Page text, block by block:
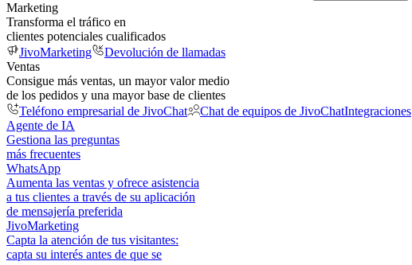
Marketing
Transforma el tráfico en
clientes potenciales cualificados
JivoMarketing
Devolución de llamadas
Ventas
Consigue más ventas, un mayor valor medio
de los pedidos y una mayor base de clientes
Teléfono empresarial de JivoChat
Chat de equipos de JivoChatIntegraciones
Agente de IA
Gestiona las preguntas
más frecuentes
WhatsApp
Aumenta las ventas y ofrece asistencia
a tus clientes a través de su aplicación
de mensajería preferida
JivoMarketing
Capta la atención de tus visitantes:
capta su interés antes de que se